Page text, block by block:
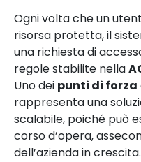
Ogni volta che un
risorsa protetta, il
una richiesta di
regole stabilite nella
Uno dei punti di forza
rappresenta una
scalabile, poiché può
corso d’opera,
dell’azienda in crescita.